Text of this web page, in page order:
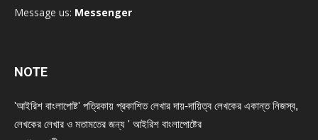
Message us: Messenger
NOTE
'আইরিশ বাংলাপোষ্ট' পত্রিকায় প্রকাশিত লেখার দায়-দায়িত্ব লেখকের একান্ত নিজস্ব,
লেখকের লেখার ও মতামতের জন্য ' আইরিশ বাংলাপোষ্টের